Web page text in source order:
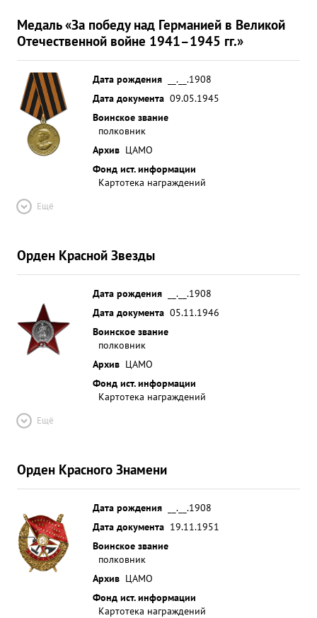
Медаль «За победу над Германией в Великой
Отечественной войне 1941–1945 гг.»
Дата рождения
__.__.1908
Дата документа 09.05.1945
Воинское звание
полковник
Архив ЦАМО
Фонд ист. информации
Картотека награждений
Ещё
Орден Красной Звезды
Дата рождения
__.__.1908
Дата документа 05.11.1946
Воинское звание
полковник
Архив ЦАМО
Фонд ист. информации
Картотека награждений
Ещё
Орден Красного Знамени
Дата рождения
__.__.1908
Дата документа 19.11.1951
Воинское звание
полковник
Архив ЦАМО
Фонд ист. информации
Картотека награждений